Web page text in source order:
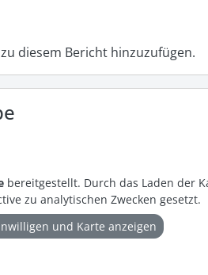
diesem Bericht hinzuzufügen.
bereitgestellt. Durch das Laden der
zu analytischen Zwecken gesetzt.
und Karte anzeigen